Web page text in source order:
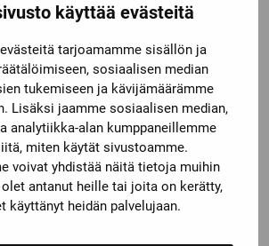
käyttää evästeitä
tarjoamamme sisällön ja
sosiaalisen median
tukemiseen ja kävijämäärämme
Lisäksi jaamme sosiaalisen median,
analytiikka-alan kumppaneillemme
miten käytät sivustoamme.
voivat yhdistää näitä tietoja muihin
antanut heille tai joita on kerätty,
käyttänyt heidän palvelujaan.
3RV2011-0DA20